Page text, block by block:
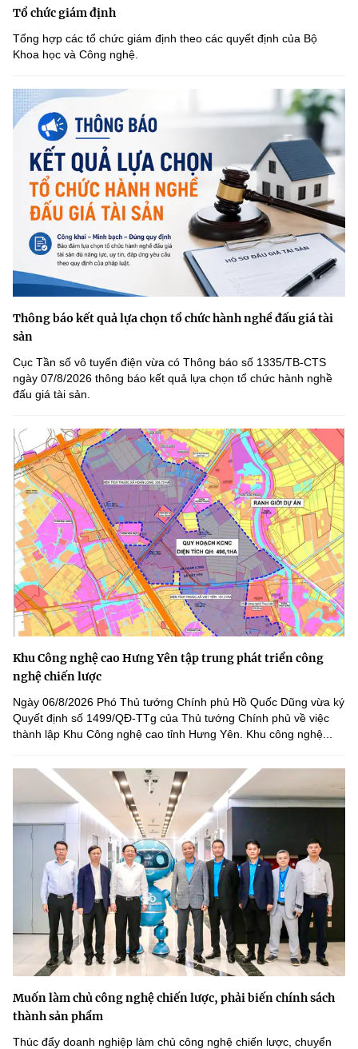
Tổ chức giám định
Tổng hợp các tổ chức giám định theo các quyết định của Bộ
Khoa học và Công nghệ.
Thông báo kết quả lựa chọn tổ chức hành nghề đấu giá tài
sản
Cục Tần số vô tuyến điện vừa có Thông báo số 1335/TB-CTS
ngày 07/8/2026 thông báo kết quả lựa chọn tổ chức hành nghề
đấu giá tài sản.
Khu Công nghệ cao Hưng Yên tập trung phát triển công
nghệ chiến lược
Ngày 06/8/2026 Phó Thủ tướng Chính phủ Hồ Quốc Dũng vừa ký
Quyết định số 1499/QĐ-TTg của Thủ tướng Chính phủ về việc
thành lập Khu Công nghệ cao tỉnh Hưng Yên. Khu công nghệ...
Muốn làm chủ công nghệ chiến lược, phải biến chính sách
thành sản phẩm
Thúc đẩy doanh nghiệp làm chủ công nghệ chiến lược, chuyển